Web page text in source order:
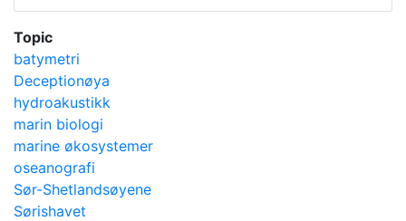
Topic
batymetri
Deceptionøya
hydroakustikk
marin biologi
marine økosystemer
oseanografi
Sør-Shetlandsøyene
Sørishavet